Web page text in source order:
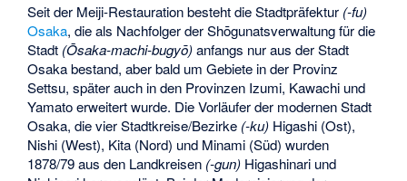
Seit der Meiji-Restauration besteht die Stadtpräfektur (-fu)
Osaka, die als Nachfolger der Shōgunatsverwaltung für die
Stadt (Ōsaka-machi-bugyō)anfangs nur aus der Stadt
Osaka bestand, aber bald um Gebiete in der Provinz
Settsu, später auch in den Provinzen Izumi, Kawachi und
Yamato erweitert wurde. Die Vorläufer der modernen Stadt
Osaka, die vier Stadtkreise/Bezirke (-ku) Higashi (Ost),
Nishi (West), Kita (Nord) und Minami (Süd) wurden
1878/79 aus den Landkreisen (-gun) Higashinari und